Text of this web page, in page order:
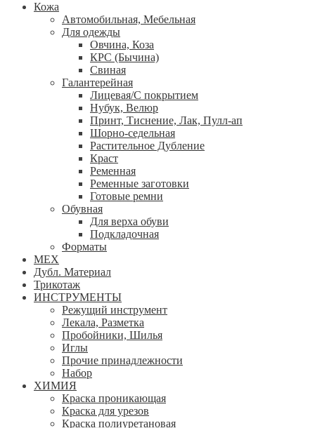
Кожа
Автомобильная, Мебельная
Для одежды
Овчина, Коза
КРС (Бычина)
Свиная
Галантерейная
Лицевая/С покрытием
Нубук, Велюр
Принт, Тиснение, Лак, Пулл-ап
Шорно-седельная
Растительное Дубление
Краст
Ременная
Ременные заготовки
Готовые ремни
Обувная
Для верха обуви
Подкладочная
Форматы
МЕХ
Дубл. Материал
Трикотаж
ИНСТРУМЕНТЫ
Режущий инструмент
Лекала, Разметка
Пробойники, Шилья
Иглы
Прочие принадлежности
Набор
ХИМИЯ
Краска проникающая
Краска для урезов
Краска полиуретановая